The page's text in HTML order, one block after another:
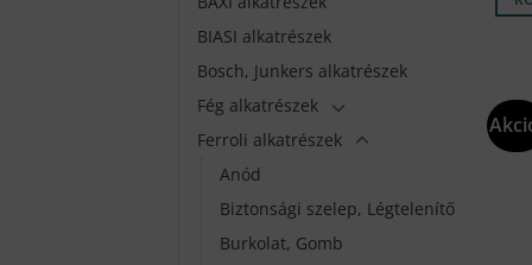
BIASI alkatrészek
Bosch, Junkers alkatrészek
Fég alkatrészek
Ferroli alkatrészek
Anód
Biztonsági szelep, Légtelenítő
Burkolat, Gomb